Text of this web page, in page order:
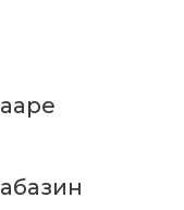
ааре
абазин